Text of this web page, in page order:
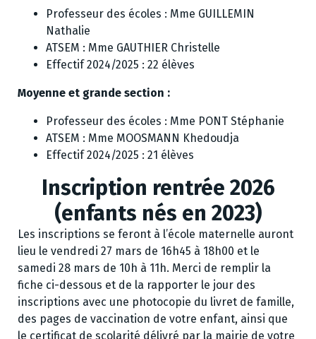
Professeur des écoles : Mme GUILLEMIN
Nathalie
ATSEM : Mme GAUTHIER Christelle
Effectif 2024/2025 : 22 élèves
Moyenne et grande section :
Professeur des écoles : Mme PONT Stéphanie
ATSEM : Mme MOOSMANN Khedoudja
Effectif 2024/2025 : 21 élèves
Inscription rentrée 2026
(enfants nés en 2023)
Les inscriptions se feront à l’école maternelle auront
lieu le vendredi 27 mars de 16h45 à 18h00 et le
samedi 28 mars de 10h à 11h. Merci de remplir la
fiche ci-dessous et de la rapporter le jour des
inscriptions avec une photocopie du livret de famille,
des pages de vaccination de votre enfant, ainsi que
le certificat de scolarité délivré par la mairie de votre